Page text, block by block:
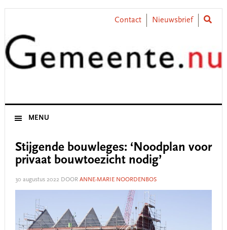
Skip
primary
navigation
Skip
content
Skip
primary
sidebar
Skip
footer
Contact Nieuwsbrief
MENU
Stijgende bouwleges: ‘Noodplan voor
privaat bouwtoezicht nodig’
30 augustus 2022DOOR ANNE-MARIE NOORDENBOS